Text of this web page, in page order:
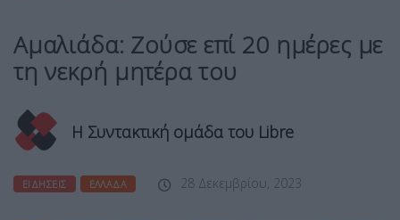
Αμαλιάδα: Ζούσε επί 20 ημέρες με
τη νεκρή μητέρα του
Η Συντακτική ομάδα του Libre
ΕΙΔΉΣΕΙΣ ΕΛΛΆΔΑ 28 Δεκεμβρίου, 2023